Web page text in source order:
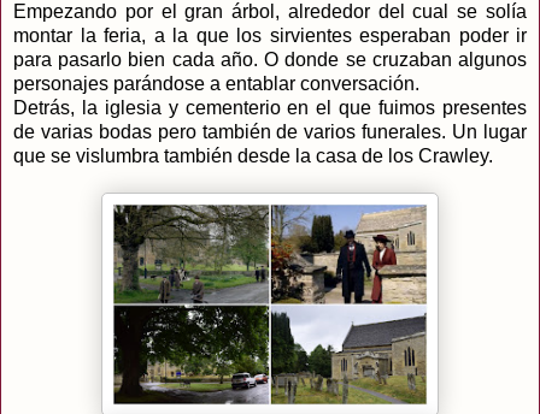
Empezando por el gran árbol, alrededor del cual se solía
montar la feria, a la que los sirvientes esperaban poder ir
para pasarlo bien cada año. O donde se cruzaban algunos
personajes parándose a entablar conversación.
Detrás, la iglesia y cementerio en el que fuimos presentes
de varias bodas pero también de varios funerales. Un lugar
que se vislumbra también desde la casa de los Crawley.